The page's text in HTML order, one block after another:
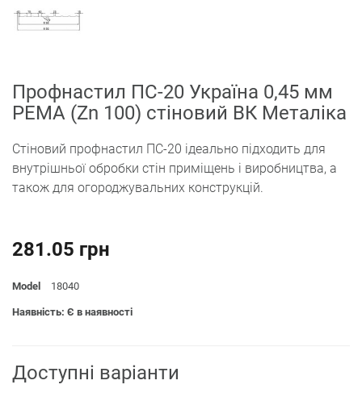
Профнастил ПС-20 Україна 0,45 мм
PEMA (Zn 100) стіновий ВК Металіка
Стіновий профнастил ПС-20 ідеально підходить для
внутрішньої обробки стін приміщень і виробництва, а
також для огороджувальних конструкцій.
281.05 грн
Model 18040
Наявність: Є в наявності
Доступні варіанти